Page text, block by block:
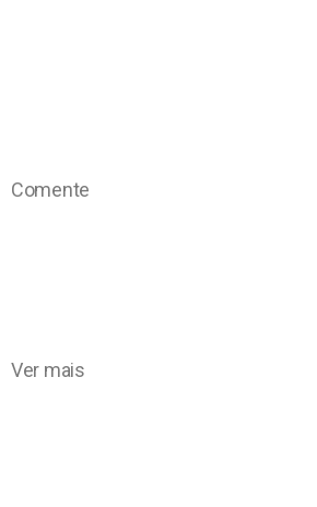
Comente
Ver mais